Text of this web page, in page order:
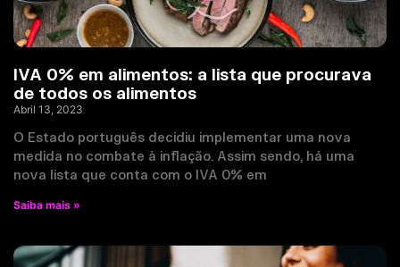
IVA 0% em alimentos: a lista que procurava
de todos os alimentos
Abril 13, 2023
O Estado português decidiu implementar uma nova
medida no combate à inflação. Assim sendo, há uma
nova lista que conta com o IVA 0% em
Saiba mais »